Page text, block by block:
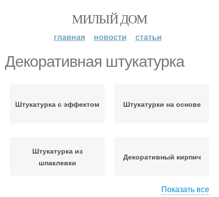
МИЛЫЙ ДОМ
главная новости статьи
Декоративная штукатурка
Штукатурка с эффектом Штукатурки на основе
Штукатурка из
шпаклевки
Декоративный кирпич
Показать все